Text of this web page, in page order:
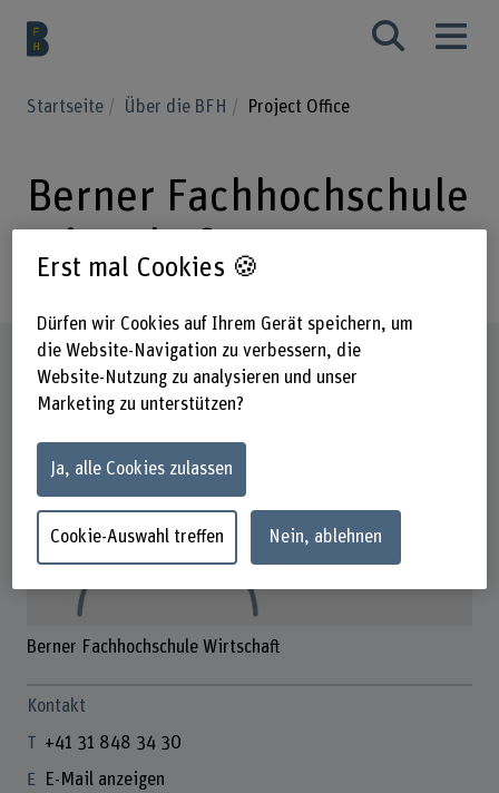
Startseite Über die BFH Project Office
Berner Fachhochschule
Wirtschaft
Steckbrief
Berner Fachhochschule Wirtschaft
Kontakt
+41 31 848 34 30
E-Mail anzeigen
Erst mal Cookies 🍪
Dürfen wir Cookies auf Ihrem Gerät speichern, um
die Website-Navigation zu verbessern, die
Website-Nutzung zu analysieren und unser
Marketing zu unterstützen?
Ja, alle Cookies zulassen
Cookie-Auswahl treffen Nein, ablehnen